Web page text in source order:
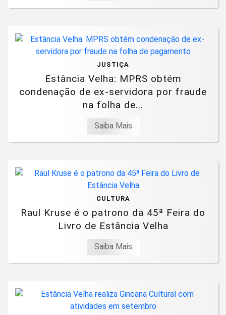
JUSTIÇA
Estância Velha: MPRS obtém
condenação de ex-servidora por fraude
na folha de...
Saiba Mais
CULTURA
Raul Kruse é o patrono da 45ª Feira do
Livro de Estância Velha
Saiba Mais